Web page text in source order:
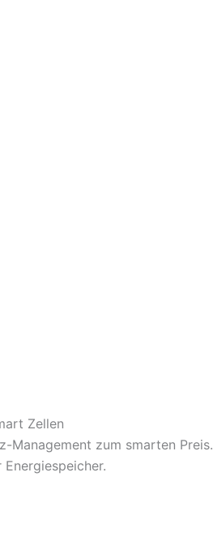
Zellen
Management zum smarten Preis.